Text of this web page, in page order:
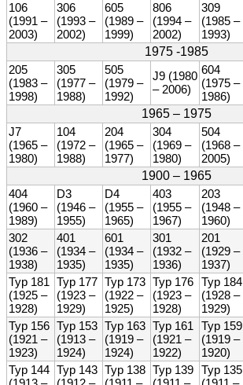
106
(1991 –
2003)
306
(1993 –
2002)
605
(1989 –
1999)
806
(1994 –
2002)
309
(1985 –
1993)
1975 -1985
205
(1983 –
1998)
305
(1977 –
1988)
505
(1979 –
1992)
J9 (1980
– 2006)
604
(1975 –
1986)
1965 – 1975
J7
(1965 –
1980)
104
(1972 –
1988)
204
(1965 –
1977)
304
(1969 –
1980)
504
(1968 –
2005)
1900 – 1965
404
(1960 –
1989)
D3
(1946 –
1955)
D4
(1955 –
1965)
403
(1955 –
1967)
203
(1948 –
1960)
302
(1936 –
1938)
401
(1934 –
1935)
601
(1934 –
1935)
301
(1932 –
1936)
201
(1929 –
1937)
Typ 181
(1925 –
1928)
Typ 177
(1923 –
1929)
Typ 173
(1922 –
1925)
Typ 176
(1923 –
1928)
Typ 184
(1928 –
1929)
Typ 156
(1921 –
1923)
Typ 153
(1913 –
1924)
Typ 163
(1919 –
1924)
Typ 161
(1921 –
1922)
Typ 159
(1919 –
1920)
Typ 144 Typ 143 Typ 138 Typ 139 Typ 135